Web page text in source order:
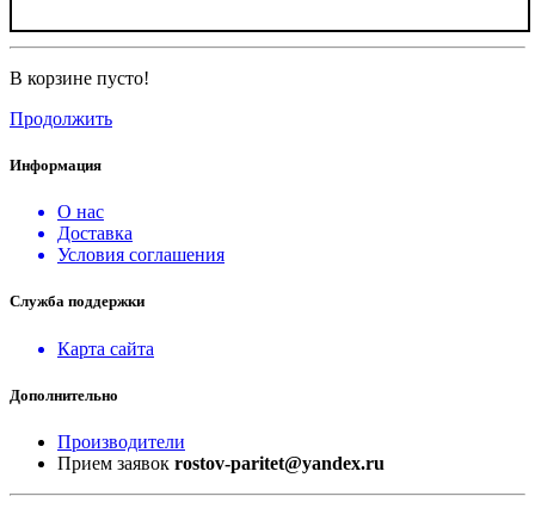
В корзине пусто!
Продолжить
Информация
О нас
Доставка
Условия соглашения
Служба поддержки
Карта сайта
Дополнительно
Производители
Прием заявок rostov-paritet@yandex.ru